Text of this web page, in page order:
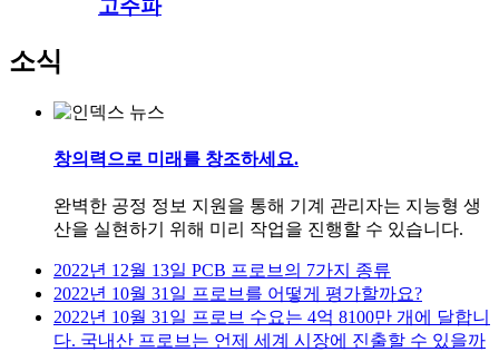
고주파
소식
창의력으로 미래를 창조하세요.
완벽한 공정 정보 지원을 통해 기계 관리자는 지능형 생
산을 실현하기 위해 미리 작업을 진행할 수 있습니다.
2022년 12월 13일 PCB 프로브의 7가지 종류
2022년 10월 31일 프로브를 어떻게 평가할까요?
2022년 10월 31일 프로브 수요는 4억 8100만 개에 달합니
다. 국내산 프로브는 언제 세계 시장에 진출할 수 있을까